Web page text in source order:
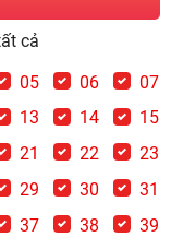
cả
05 06
07
13 14
15
21 22
23
29 30
31
37 38
39